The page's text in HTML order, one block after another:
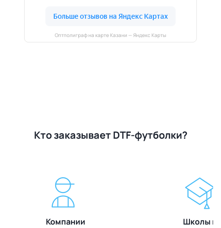
Оптполиграф на карте Казани — Яндекс Карты
Кто заказывает DTF-футболки?
Компании Школы и